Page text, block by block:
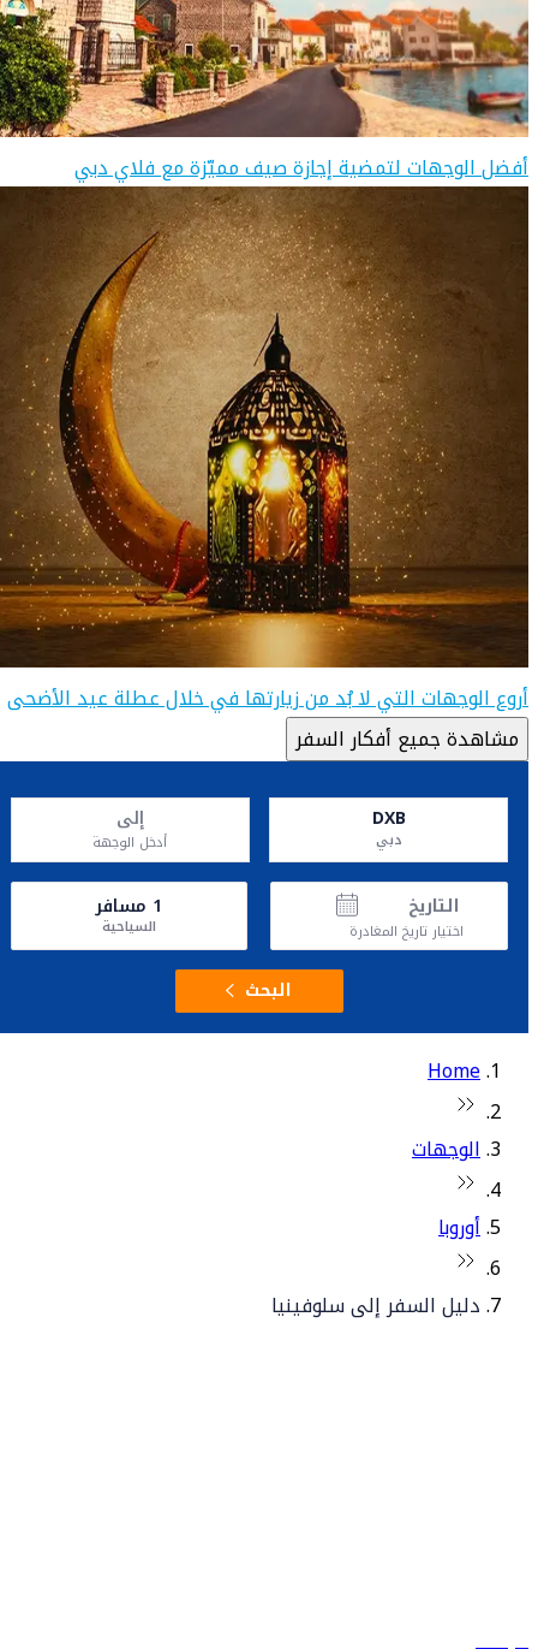
أفضل الوجهات لتمضية إجازة صيف مميّزة مع فلاي دبي
أروع الوجهات التي لا بُد من زيارتها في خلال عطلة عيد الأضحى
مشاهدة جميع أفكار السفر
DXB
دبي
إلى
أدخل الوجهة
التاريخ
اختيار تاريخ المغادرة
1 مسافر
السياحية
البحث
Home
الوجهات
أوروبا
دليل السفر إلى سلوفينيا
سياساتنا